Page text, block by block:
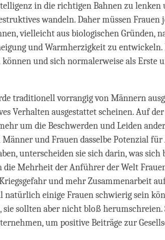
in die richtigen Bahnen zu lenken
wandeln. Daher müssen
vielleicht aus biologischen Gründen,
und Warmherzigkeit zu entwickeln.
und sich normalerweise als Erste
traditionell vorrangig von Männern
Verhalten ausgestattet scheinen. Auf
um die Beschwerden und Leiden
und Frauen dasselbe Potenzial für
unterscheiden sie sich darin, was sich
Mehrheit der Anführer der Welt
und mehr Zusammenarbeit
natürlich einige Frauen schwierig sein
sollten aber nicht bloß herumschreien.
um positive Beiträge zur